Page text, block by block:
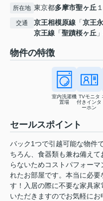
所在地 東京都多摩市聖ヶ丘
交通 京王相模原線 「京王
京王線 「聖蹟桜ヶ丘
物件の特徴
室内洗濯機
置場
TVモニタ
付きインタ
ーホン
セールスポイント
バック1つで引越可能な物件
ちろん、食器類も兼ね備え
らないためコストパフォー
れたお部屋です。本当に必
す！入居の際に不要な家具
いただきますのでお気軽に